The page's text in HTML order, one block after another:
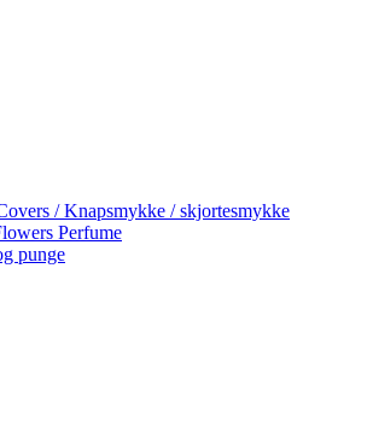
/ Knapsmykke / skjortesmykke
Perfume
punge